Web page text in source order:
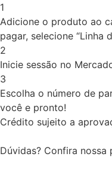
1
Adicione o produto ao
pagar, selecione “Linha
2
Inicie sessão no
3
Escolha o número de
você e pronto!
Crédito sujeito a
Dúvidas? Confira nossa